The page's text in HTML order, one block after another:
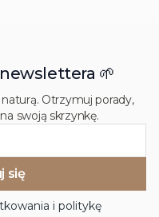
🌱
Otrzymuj porady,
swoją skrzynkę.
i politykę